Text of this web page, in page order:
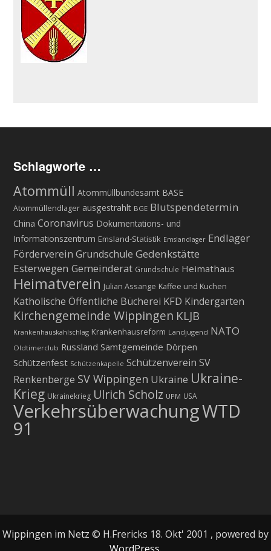
Schlagworte …
Atommüll Atommüllbundesamt BASE
Atommüllendlager ausgestrahlt BGE Blutspendetermin
China Coronavirus Dokumentations- und
Informationszentrum Emsland-Statistik Emslandlager Endlager
Förderverein Grundschule Gedenkstätte
Esterwegen Gemeinderat Grundschule Heimathaus
Heimatverein Julian Assange Kaffee und Kuchen
Katholische Öffentliche Bücherei KFD Kindergarten
Kirchengemeinde Wippingen KLJB
Krankenhauskahlschlag Krankenhausreform Landjugend NATO
Oldtimerclub Russland Samtgemeinde Dörpen
Schützenfest Schützenkapelle Schützenverein SV
Renkenberge SV Wippingen Ukraine Ukraine-
Krieg Ukrainekrieg Ulrich Scholz UPM USA
VerkehrsüberwachungWTD
91
Wippingen im Netz © H.Frericks 18. Okt' 2001 , powered by